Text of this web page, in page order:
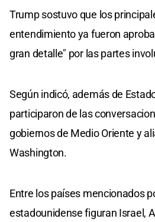
Trump sostuvo que los
entendimiento ya fueron
gran detalle" por las partes
Según indicó, además de
participaron de las
gobiernos de Medio Oriente y
Washington.
Entre los países mencionados
estadounidense figuran Israel,